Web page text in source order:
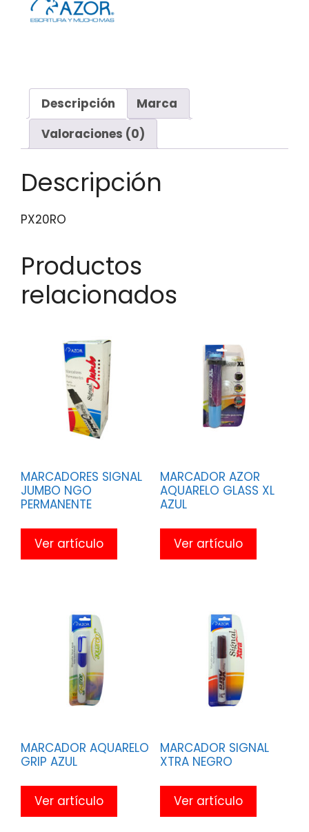
Descripción
Marca
Valoraciones (0)
Descripción
PX20RO
Productos
relacionados
MARCADORES SIGNAL
JUMBO NGO
PERMANENTE
Ver artículo
MARCADOR AZOR
AQUARELO GLASS XL
AZUL
Ver artículo
MARCADOR AQUARELO
GRIP AZUL
Ver artículo
MARCADOR SIGNAL
XTRA NEGRO
Ver artículo